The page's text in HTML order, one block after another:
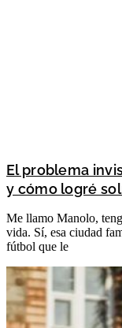
El problema
y cómo logré
Me llamo Manolo,
vida. Sí, esa ciudad
fútbol que le